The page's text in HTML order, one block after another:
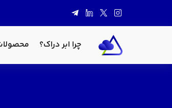
چرا ابر دراک؟